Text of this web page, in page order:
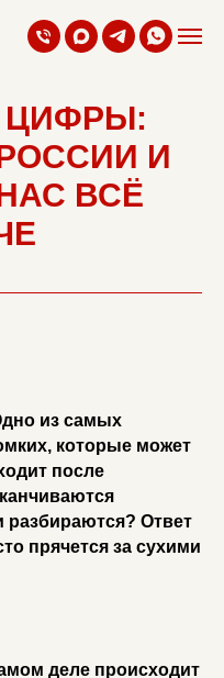
И
ВСЁ
из самых
которые может
после
разбираются? Ответ
прячется за сухими
деле происходит